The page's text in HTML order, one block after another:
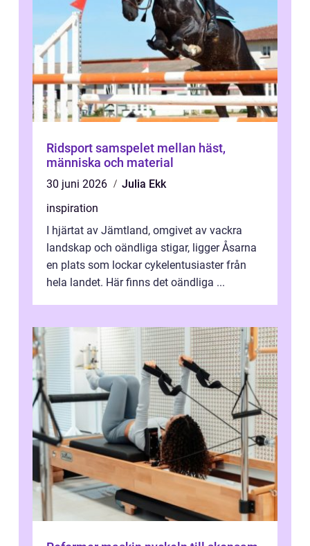
Ridsport samspelet mellan häst,
människa och material
30 juni 2026
Julia Ekk
inspiration
I hjärtat av Jämtland, omgivet av vackra
landskap och oändliga stigar, ligger Åsarna
en plats som lockar cykelentusiaster från
hela landet. Här finns det oändliga ...